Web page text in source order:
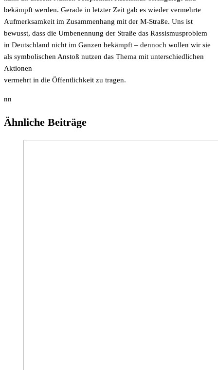
bekämpft werden. Gerade in letzter Zeit gab es wieder vermehrte
Aufmerksamkeit im Zusammenhang mit der M-Straße. Uns ist
bewusst, dass die Umbenennung der Straße das Rassismusproblem
in Deutschland nicht im Ganzen bekämpft – dennoch wollen wir sie
als symbolischen Anstoß nutzen das Thema mit unterschiedlichen
Aktionen
vermehrt in die Öffentlichkeit zu tragen.
nn
Ähnliche Beiträge